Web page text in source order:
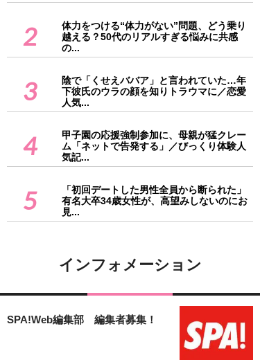
2
体力をつける“体力がない”問題、どう乗り
越える？50代のリアルすぎる悩みに共感
の...
3
陰で「くせえババア」と言われていた…年
下彼氏のウラの顔を知りトラウマに／恋愛
人気...
4
甲子園の応援強制参加に、母親が猛クレー
ム「ネットで告発する」／びっくり体験人
気記...
5
「初回デートした男性全員から断られた」
有名大卒34歳女性が、高望みしないのにお
見...
インフォメーション
SPA!Web編集部 編集者募集！